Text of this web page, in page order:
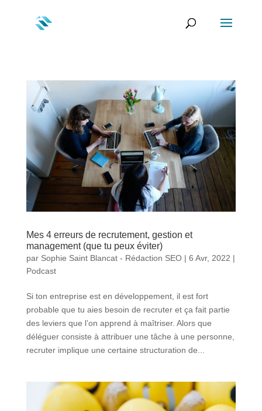
Mes 4 erreurs de recrutement, gestion et
management (que tu peux éviter)
par Sophie Saint Blancat - Rédaction SEO| 6 Avr, 2022 |
Podcast
Si ton entreprise est en développement, il est fort
probable que tu aies besoin de recruter et ça fait partie
des leviers que l’on apprend à maîtriser. Alors que
déléguer consiste à attribuer une tâche à une personne,
recruter implique une certaine structuration de...